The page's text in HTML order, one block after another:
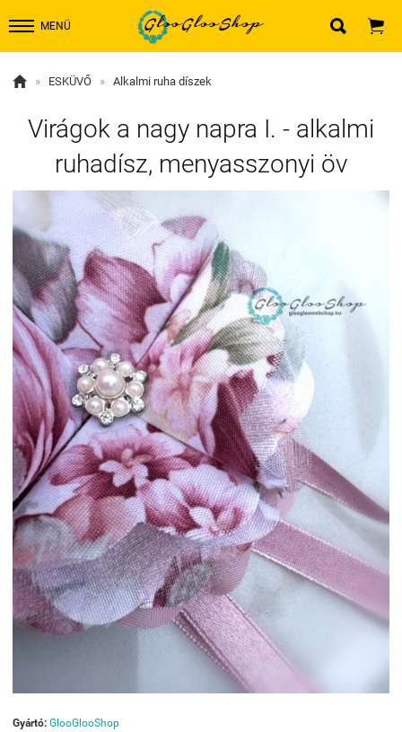
MENÜ  
 » ESKÜVŐ » Alkalmi ruha díszek
Virágok a nagy napra I. - alkalmi
ruhadísz, menyasszonyi öv
Gyártó: GlooGlooShop